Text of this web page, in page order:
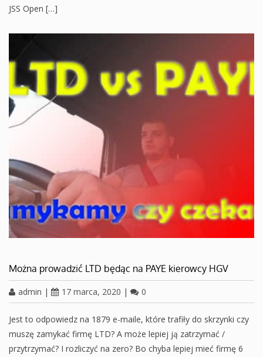
JSS Open […]
Można prowadzić LTD będąc na PAYE kierowcy HGV
admin | 17 marca, 2020 | 0
Jest to odpowiedz na 1879 e-maile, które trafiły do skrzynki czy
muszę zamykać firmę LTD? A może lepiej ją zatrzymać /
przytrzymać? I rozliczyć na zero? Bo chyba lepiej mieć firmę 6